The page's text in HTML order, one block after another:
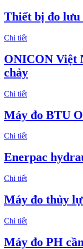
Thiết bị đo
Chi tiết
ONICON Việt
chảy
Chi tiết
Máy đo BTU
Chi tiết
Enerpac
Chi tiết
Máy đo thủy
Chi tiết
Máy đo PH